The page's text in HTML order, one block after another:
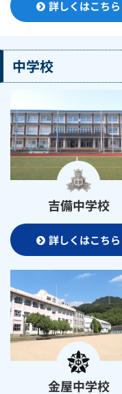
詳しくはこちら
中学校
吉備中学校
詳しくはこちら
金屋中学校